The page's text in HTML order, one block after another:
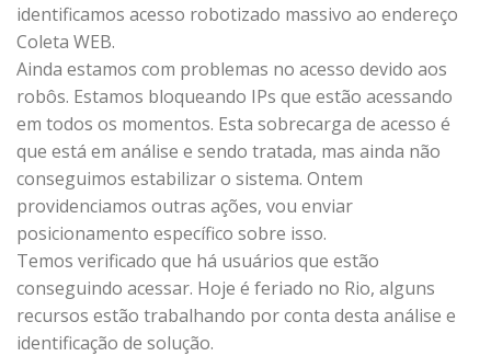
identificamos acesso robotizado massivo ao endereço
Coleta WEB.
Ainda estamos com problemas no acesso devido aos
robôs. Estamos bloqueando IPs que estão acessando
em todos os momentos. Esta sobrecarga de acesso é
que está em análise e sendo tratada, mas ainda não
conseguimos estabilizar o sistema. Ontem
providenciamos outras ações, vou enviar
posicionamento específico sobre isso.
Temos verificado que há usuários que estão
conseguindo acessar. Hoje é feriado no Rio, alguns
recursos estão trabalhando por conta desta análise e
identificação de solução.